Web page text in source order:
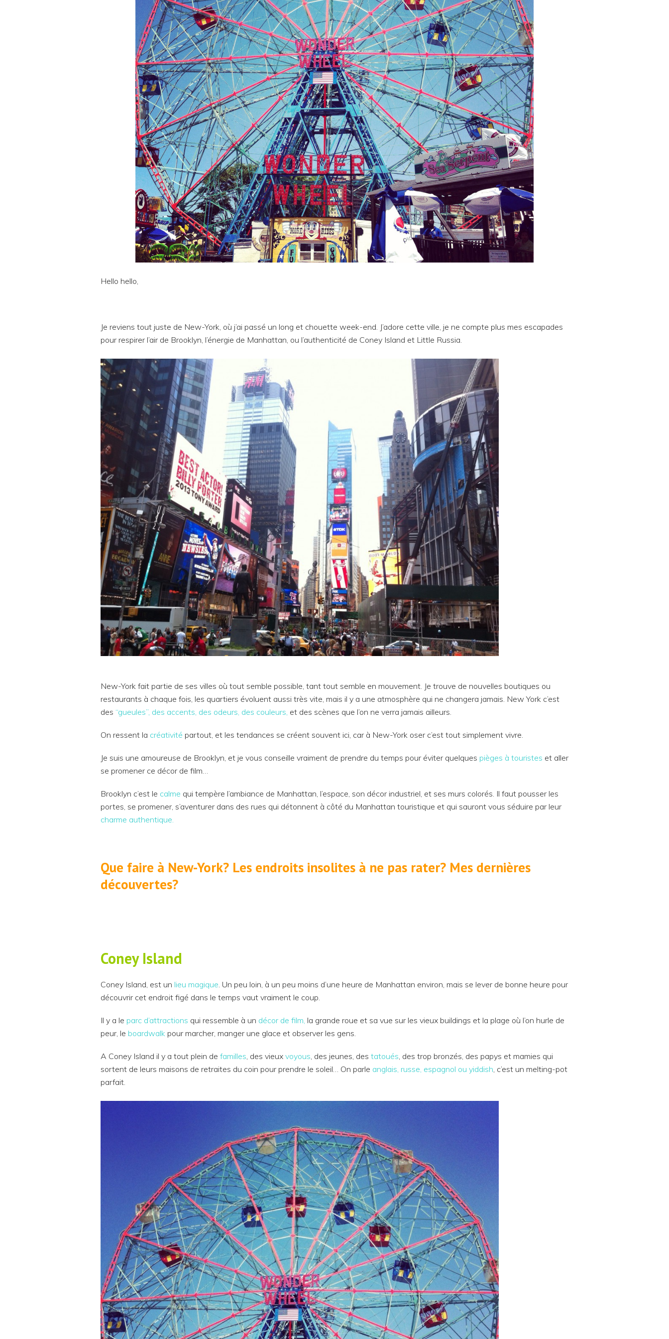
Hello hello,
Je reviens tout juste de New-York, où j’ai passé un long et chouette week-end. J’adore cette ville, je ne compte plus mes escapades
pour respirer l’air de Brooklyn, l’énergie de Manhattan, ou l’authenticité de Coney Island et Little Russia.
New-York fait partie de ses villes où tout semble possible, tant tout semble en mouvement. Je trouve de nouvelles boutiques ou
restaurants à chaque fois, les quartiers évoluent aussi très vite, mais il y a une atmosphère qui ne changera jamais. New York c’est
des “gueules”, des accents, des odeurs, des couleurs, et des scènes que l’on ne verra jamais ailleurs.
On ressent la créativité partout, et les tendances se créent souvent ici, car à New-York oser c’est tout simplement vivre.
Je suis une amoureuse de Brooklyn, et je vous conseille vraiment de prendre du temps pour éviter quelques pièges à touristes et aller
se promener ce décor de film…
Brooklyn c’est le calme qui tempère l’ambiance de Manhattan, l’espace, son décor industriel, et ses murs colorés. Il faut pousser les
portes, se promener, s’aventurer dans des rues qui détonnent à côté du Manhattan touristique et qui sauront vous séduire par leur
charme authentique.
Que faire à New-York? Les endroits insolites à ne pas rater? Mes dernières
découvertes?
Coney Island
Coney Island, est un lieu magique. Un peu loin, à un peu moins d’une heure de Manhattan environ, mais se lever de bonne heure pour
découvrir cet endroit figé dans le temps vaut vraiment le coup.
Il y a le parc d’attractions qui ressemble à un décor de film, la grande roue et sa vue sur les vieux buildings et la plage où l’on hurle de
peur, le boardwalk pour marcher, manger une glace et observer les gens.
A Coney Island il y a tout plein de familles, des vieux voyous, des jeunes, des tatoués, des trop bronzés, des papys et mamies qui
sortent de leurs maisons de retraites du coin pour prendre le soleil… On parle anglais, russe, espagnol ou yiddish, c’est un melting-pot
parfait.